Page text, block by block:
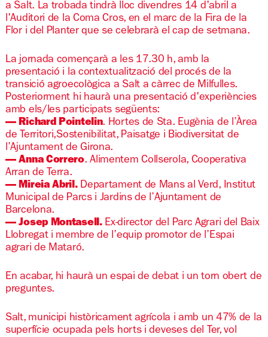
a Salt. La trobada tindrà lloc divendres 14 d'abril a
l'Auditori de la Coma Cros, en el marc de la Fira de la
Flor i del Planter que se celebrarà el cap de setmana.
La jornada començarà a les 17.30 h, amb la
presentació i la contextualització del procés de la
transició agroecològica a Salt a càrrec de Milfulles.
Posteriorment hi haurà una presentació d'experiències
amb els/les participats següents:
— Richard Pointelin. Hortes de Sta. Eugènia de l’Àrea
de Territori,Sostenibilitat, Paisatge i Biodiversitat de
l’Ajuntament de Girona.
— Anna Correro. Alimentem Collserola, Cooperativa
Arran de Terra.
— Mireia Abril.Departament de Mans al Verd, Institut
Municipal de Parcs i Jardins de l’Ajuntament de
Barcelona.
— Josep Montasell.Ex-director del Parc Agrari del Baix
Llobregat i membre de l’equip promotor de l’Espai
agrari de Mataró.
En acabar, hi haurà un espai de debat i un torn obert de
preguntes.
Salt, municipi històricament agrícola i amb un 47% de la
superfície ocupada pels horts i deveses del Ter, vol